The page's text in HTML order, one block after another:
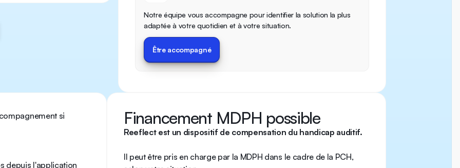
Notre équipe vous accompagne pour identifier la solution la plus
adaptée à votre quotidien et à votre situation.
Être accompagné
si
depuis l'application
Financement MDPH possible
Reeflect est un dispositif de compensation du handicap auditif.
Il peut être pris en charge par la MDPH dans le cadre de la PCH,